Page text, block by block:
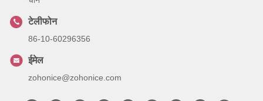
टेलीफोन
86-10-60296356
ईमेल
zohonice@zohonice.com